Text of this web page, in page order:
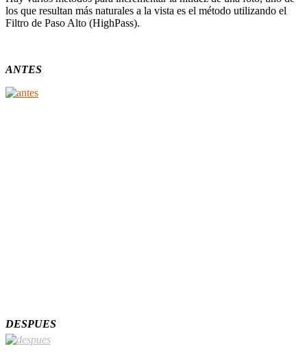
los que resultan más naturales a la vista es el método utilizando el
Filtro de Paso Alto (HighPass).
ANTES
DESPUES